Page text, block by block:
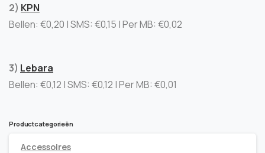
2) KPN
Bellen: €0,20 | SMS: €0,15 | Per MB: €0,02
3) Lebara
Bellen: €0,12 | SMS: €0,12 | Per MB: €0,01
Productcategorieën
Accessoires